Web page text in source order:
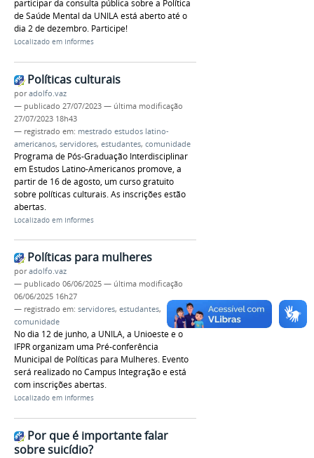
participar da consulta pública sobre a Política
de Saúde Mental da UNILA está aberto até o
dia 2 de dezembro. Participe!
Localizado em Informes
Políticas culturais
poradolfo.vaz
— publicado 27/07/2023 — última modificação
27/07/2023 18h43
— registrado em: mestrado estudos latino-
americanos, servidores, estudantes, comunidade
Programa de Pós-Graduação Interdisciplinar
em Estudos Latino-Americanos promove, a
partir de 16 de agosto, um curso gratuito
sobre políticas culturais. As inscrições estão
abertas.
Localizado em Informes
Políticas para mulheres
poradolfo.vaz
— publicado 06/06/2025 — última modificação
06/06/2025 16h27
— registrado em: servidores, estudantes,
comunidade
No dia 12 de junho, a UNILA, a Unioeste e o
IFPR organizam uma Pré-conferência
Municipal de Políticas para Mulheres. Evento
será realizado no Campus Integração e está
com inscrições abertas.
Localizado em Informes
Por que é importante falar
sobre suicídio?